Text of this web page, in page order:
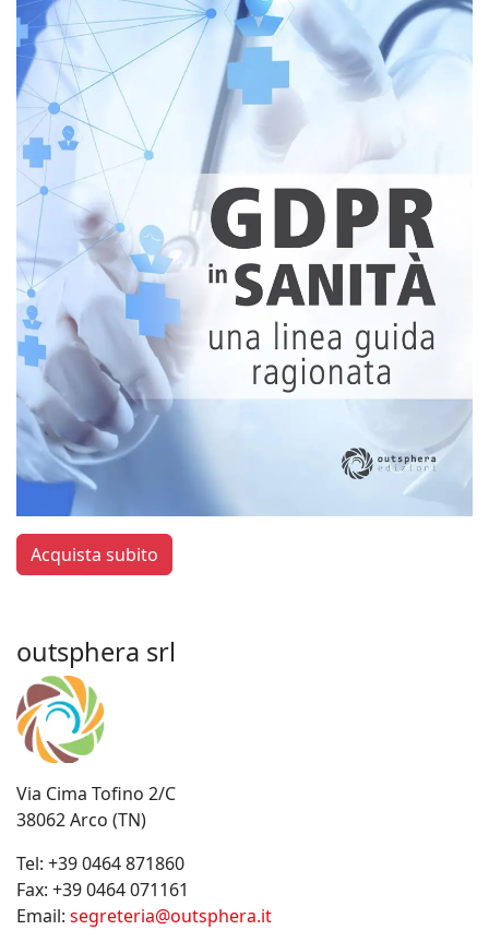
Acquista subito
outsphera srl
Via Cima Tofino 2/C
38062 Arco (TN)
Tel: +39 0464 871860
Fax: +39 0464 071161
Email: segreteria@outsphera.it